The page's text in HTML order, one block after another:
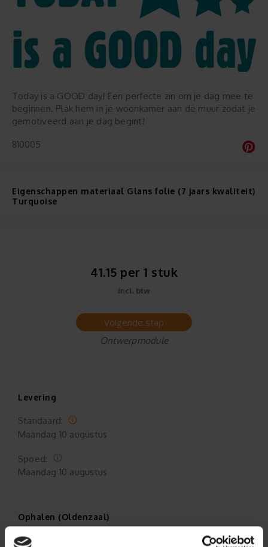
Today is a GOOD day! Een perfecte zin om je dag mee te
beginnen. Plak hem in je woonkamer aan de muur zodat je
gemotiveerd aan je dag begint!
810005
Eigenschappen materiaal Glans folie (7 jaars kwaliteit)
Turquoise
41.15 per 1 stuk
incl. btw
Volgende stap
Ontwerpmodule
Levering
Standaard:
Maandag 10 augustus
Spoed:
Maandag 10 augustus
Ophalen (Oldenzaal)
Standaard: